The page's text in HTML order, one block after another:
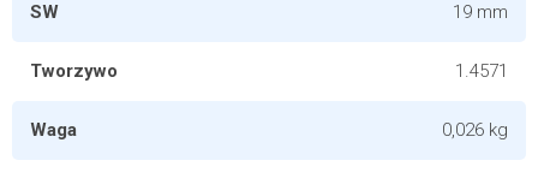
SW 19 mm
Tworzywo 1.4571
Waga 0,026 kg